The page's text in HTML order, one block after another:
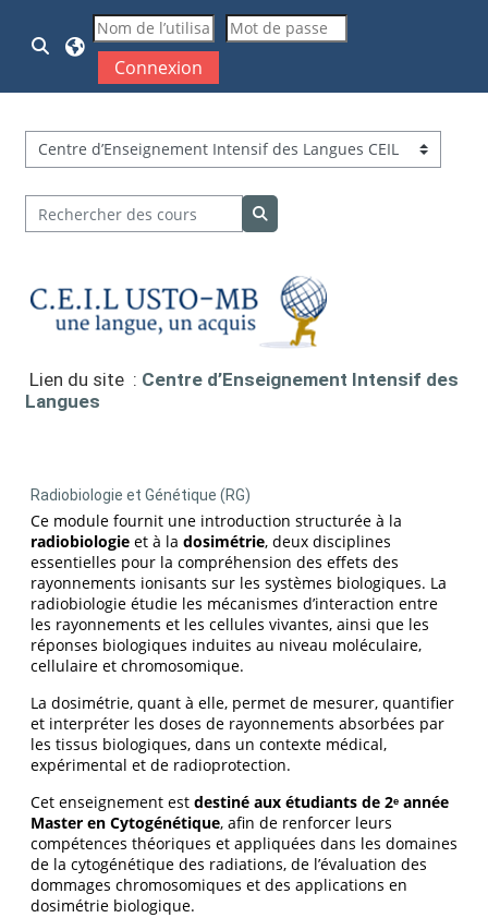
Passer au contenu principal
Activer/désactiver la saisie de recherche
Connexion
Catégories de cours
Rechercher des cours
Rechercher des cours
Lien du site : Centre d’Enseignement Intensif des
Langues
Radiobiologie et Génétique (RG)
Ce module fournit une introduction structurée à la
radiobiologieet à la dosimétrie, deux disciplines
essentielles pour la compréhension des effets des
rayonnements ionisants sur les systèmes biologiques. La
radiobiologie étudie les mécanismes d’interaction entre
les rayonnements et les cellules vivantes, ainsi que les
réponses biologiques induites au niveau moléculaire,
cellulaire et chromosomique.
La dosimétrie, quant à elle, permet de mesurer, quantifier
et interpréter les doses de rayonnements absorbées par
les tissus biologiques, dans un contexte médical,
expérimental et de radioprotection.
Cet enseignement est destiné aux étudiants de 2ᵉ année
Master en Cytogénétique, afin de renforcer leurs
compétences théoriques et appliquées dans les domaines
de la cytogénétique des radiations, de l’évaluation des
dommages chromosomiques et des applications en
dosimétrie biologique.